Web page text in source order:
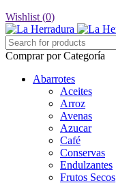
Wishlist (0)
Comprar por Categoría
Abarrotes
Aceites
Arroz
Avenas
Azucar
Café
Conservas
Endulzantes
Frutos Secos